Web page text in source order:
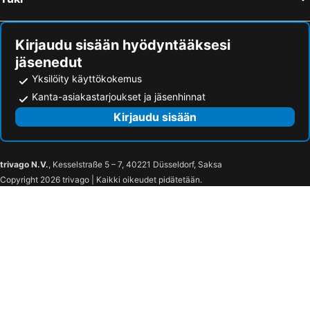
Kirjaudu sisään hyödyntääksesi
jäsenedut
Yksilöity käyttökokemus
Kanta-asiakastarjoukset ja jäsenhinnat
Kirjaudu sisään
trivago N.V., Kesselstraße 5 – 7, 40221 Düsseldorf, Saksa
Copyright 2026 trivago | Kaikki oikeudet pidätetään.